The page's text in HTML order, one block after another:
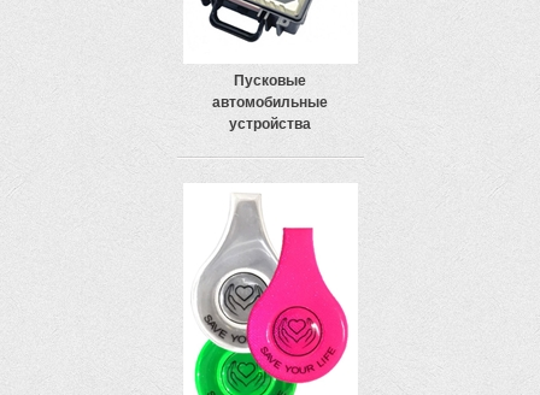
Пусковые
автомобильные
устройства